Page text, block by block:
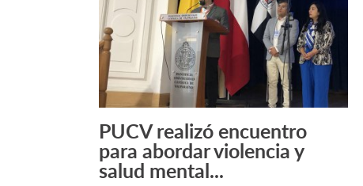
Leer más +
PUCV realizó encuentro
para abordar violencia y
salud mental...